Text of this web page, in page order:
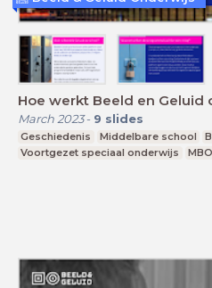
Hoe werkt Beeld en Geluid
March 2023- 9 slides
Geschiedenis Middelbare school
Voortgezet speciaal onderwijs
MBO